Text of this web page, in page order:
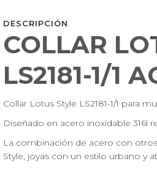
DESCRIPCIÓN
COLLAR
LS2181-1/1
Collar Lotus Style LS2181-1/1 para
Diseñado en acero inoxidable 316l
La combinación de acero con
Style, joyas con un estilo urbano y